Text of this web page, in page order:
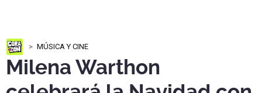
MÚSICA Y CINE
Milena Warthon